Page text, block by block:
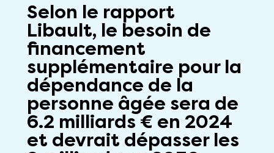
Selon le rapport
Libault, le besoin de
financement
supplémentaire pour la
dépendance de la
personne âgée sera de
6.2 milliards € en 2024
et devrait dépasser les